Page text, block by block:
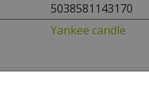
5038581143170
Yankee candle